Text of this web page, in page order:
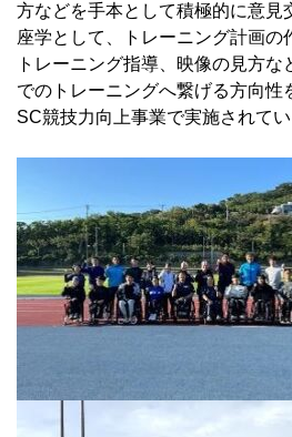
方などを手本として積極的に意見
座学として、トレーニング計画の
トレーニング指導、映像の見方
でのトレーニングへ繋げる方向性
SC競技力向上事業で実施されてい